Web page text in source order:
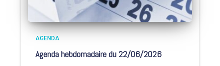
AGENDA
Agenda hebdomadaire du 22/06/2026